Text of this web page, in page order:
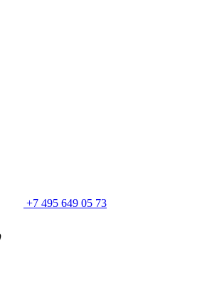
+7 495 649 05 73